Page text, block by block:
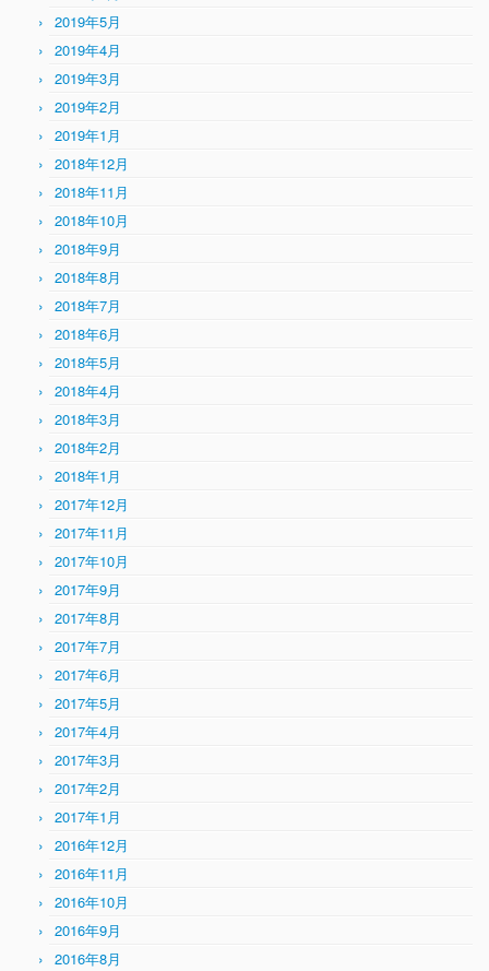
2019年5月
2019年4月
2019年3月
2019年2月
2019年1月
2018年12月
2018年11月
2018年10月
2018年9月
2018年8月
2018年7月
2018年6月
2018年5月
2018年4月
2018年3月
2018年2月
2018年1月
2017年12月
2017年11月
2017年10月
2017年9月
2017年8月
2017年7月
2017年6月
2017年5月
2017年4月
2017年3月
2017年2月
2017年1月
2016年12月
2016年11月
2016年10月
2016年9月
2016年8月